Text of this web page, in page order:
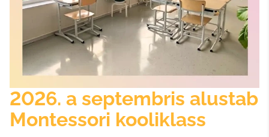
2026. a septembris alustab
Montessori kooliklass